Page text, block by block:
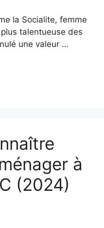
la Socialite, femme
talentueuse des
une valeur …
à
(2024)